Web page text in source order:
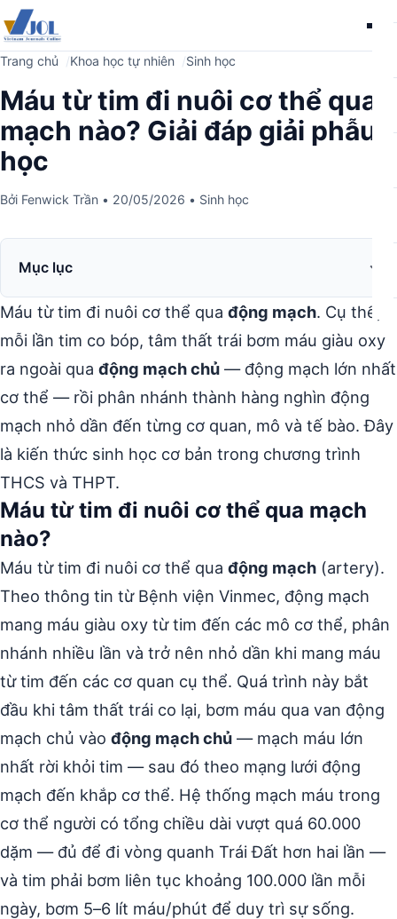
Trang chủ Khoa học tự nhiên Sinh học
Máu từ tim đi nuôi cơ thể qua
mạch nào? Giải đáp giải phẫu
học
Bởi Fenwick Trần • 20/05/2026 • Sinh học
Mục lục
Máu từ tim đi nuôi cơ thể qua động mạch. Cụ thể,
mỗi lần tim co bóp, tâm thất trái bơm máu giàu oxy
ra ngoài qua động mạch chủ — động mạch lớn nhất
cơ thể — rồi phân nhánh thành hàng nghìn động
mạch nhỏ dần đến từng cơ quan, mô và tế bào. Đây
là kiến thức sinh học cơ bản trong chương trình
THCS và THPT.
Máu từ tim đi nuôi cơ thể qua mạch
nào?
Máu từ tim đi nuôi cơ thể qua động mạch (artery).
Theo thông tin từ Bệnh viện Vinmec, động mạch
mang máu giàu oxy từ tim đến các mô cơ thể, phân
nhánh nhiều lần và trở nên nhỏ dần khi mang máu
từ tim đến các cơ quan cụ thể. Quá trình này bắt
đầu khi tâm thất trái co lại, bơm máu qua van động
mạch chủ vào động mạch chủ — mạch máu lớn
nhất rời khỏi tim — sau đó theo mạng lưới động
mạch đến khắp cơ thể. Hệ thống mạch máu trong
cơ thể người có tổng chiều dài vượt quá 60.000
dặm — đủ để đi vòng quanh Trái Đất hơn hai lần —
và tim phải bơm liên tục khoảng 100.000 lần mỗi
ngày, bơm 5–6 lít máu/phút để duy trì sự sống.